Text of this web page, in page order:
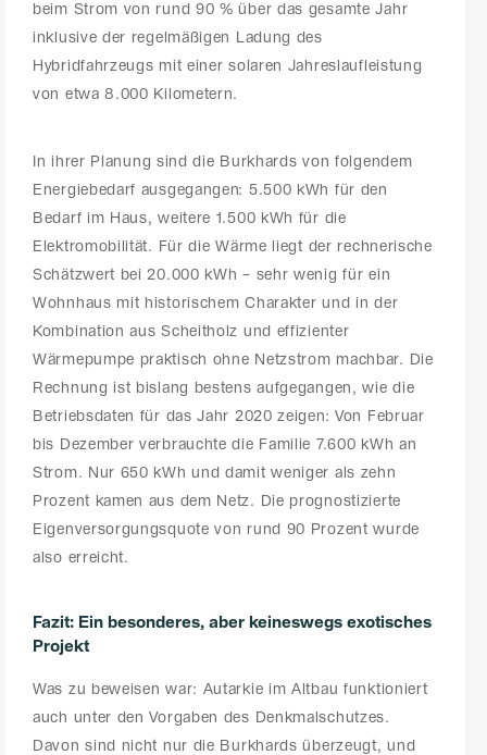
beim Strom von rund 90 % über das gesamte Jahr
inklusive der regelmäßigen Ladung des
Hybridfahrzeugs mit einer solaren Jahreslaufleistung
von etwa 8.000 Kilometern.
In ihrer Planung sind die Burkhards von folgendem
Energiebedarf ausgegangen: 5.500 kWh für den
Bedarf im Haus, weitere 1.500 kWh für die
Elektromobilität. Für die Wärme liegt der rechnerische
Schätzwert bei 20.000 kWh – sehr wenig für ein
Wohnhaus mit historischem Charakter und in der
Kombination aus Scheitholz und effizienter
Wärmepumpe praktisch ohne Netzstrom machbar. Die
Rechnung ist bislang bestens aufgegangen, wie die
Betriebsdaten für das Jahr 2020 zeigen: Von Februar
bis Dezember verbrauchte die Familie 7.600 kWh an
Strom. Nur 650 kWh und damit weniger als zehn
Prozent kamen aus dem Netz. Die prognostizierte
Eigenversorgungsquote von rund 90 Prozent wurde
also erreicht.
Fazit: Ein besonderes, aber keineswegs exotisches
Projekt
Was zu beweisen war: Autarkie im Altbau funktioniert
auch unter den Vorgaben des Denkmalschutzes.
Davon sind nicht nur die Burkhards überzeugt, und